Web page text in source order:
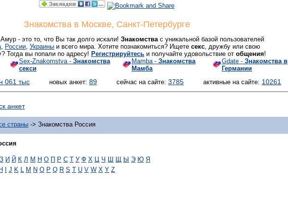
Знакомства в Москве, Санкт-Петербурге
Амур - это то, что Вы так долго искали! Знакомствас уникальной базой пользователей
, России, Украины и всего мира. Хотите познакомиться? Ищете секс, дружбу или свою
Тогда вы попали по адресу! Регистрируйтесь и получайте удовольствие от общения!
Sex-Znakomstva - Знакомства
секси
Mamba - Знакомства
Мамба
Gdate - Знакомства в
Германии
061 тыс новых анкет: 89 сейчас на сайте: 3785 активные на сайте: 10261
анкет
страны -> Знакомства Россия
З И Й К Л М Н О П Р С Т У Ф Х Ц Ч Ш Щ Ы Э Ю Я
H J K L M N O P Q R S T U V W X Y Z